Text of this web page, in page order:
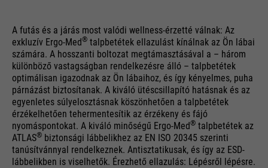
A futás és a járás most valódi wellness-érzetté válnak: Az
exkluzív Ergo-Med® talpbetétek ellazulást kínálnak az Ön lábai
számára. A hosszanti boltozat megtámasztásával a – három
különböző vastagságban rendelkezésre álló – talpbetétek
optimálisan igazodnak az Ön lábaihoz, és így kényelmes, puha
párnázást biztosítanak. A kiváló ütéscsillapító hatásnak és az
egyenletes súlyelosztásnak köszönhetően a talpbetétek
érzékelhetően tehermentesítik az érzékeny és fájó
nyomáspontokat. A kiváló minőségű Ergo-Med® talpbetétek az
ATLAS® biztonsági lábbelikhez az EN ISO 20345 szerinti
tanúsítvánnyal rendelkeznek. Antisztatikusak, és így az ESD-
lábbelikben is viselhetők. Érezhető ellazulás: Lépésről lépésre.